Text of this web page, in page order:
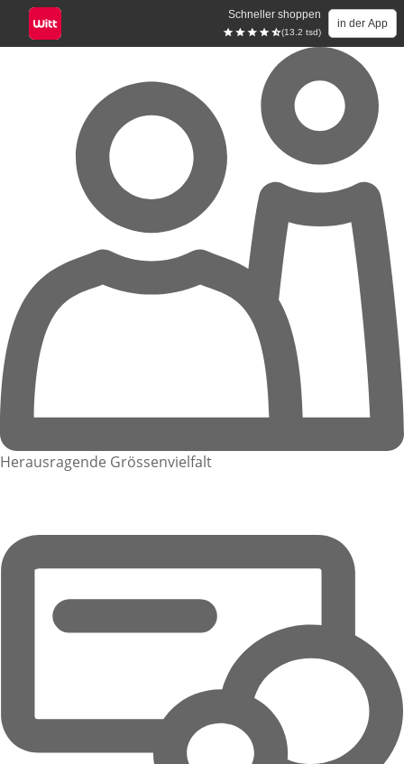
Schneller shoppen
(13.2 tsd)
in der App
Herausragende Grössenvielfalt